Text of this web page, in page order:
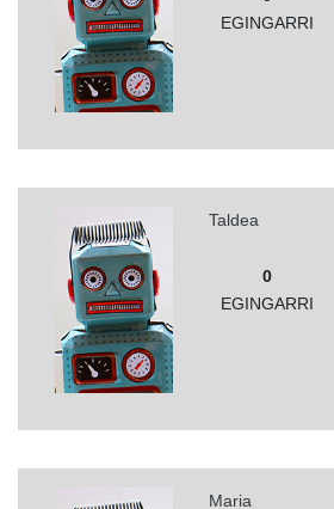
EGINGARRI
Taldea
0
EGINGARRI
Maria